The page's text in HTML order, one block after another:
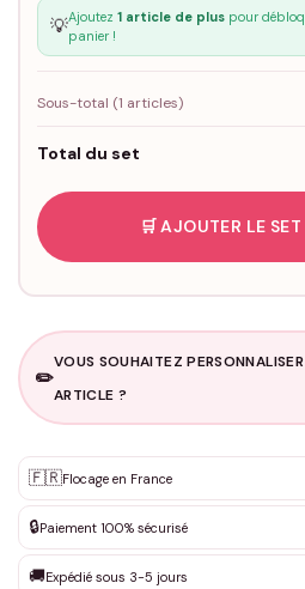
💡Ajoutez 1 article de pluspour
panier !
Sous-total (1 articles)
Total du set
🛒 AJOUTER LE
✏️
VOUS SOUHAITEZ
ARTICLE ?
✨ Personnalisation sur mesure
DEVIS GRATUIT · Personnalisation
Que souhaitez-vous ?*
🇫🇷Flocage en France
🔒Paiement 100% sécurisé
🚚Expédié sous 3-5 jours